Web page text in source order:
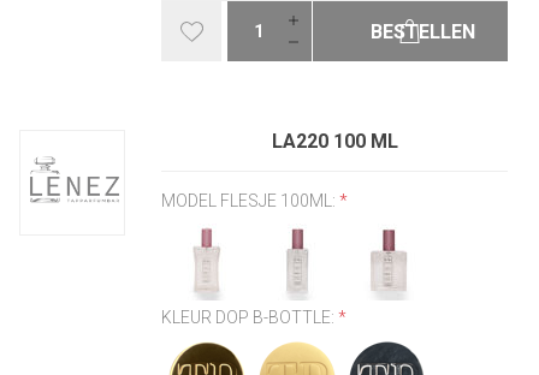
BESTELLEN
LA220 100 ML
MODEL FLESJE 100ML:*
KLEUR DOP B-BOTTLE:*